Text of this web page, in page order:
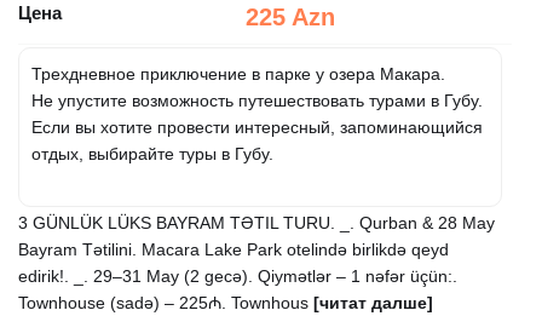
Цена 225 Azn
Трехдневное приключение в парке у озера Макара.
Не упустите возможность путешествовать турами в Губу.
Если вы хотите провести интересный, запоминающийся
отдых, выбирайте туры в Губу.
3 GÜNLÜK LÜKS BAYRAM TƏTIL TURU. _. Qurban & 28 May
Bayram Tətilini. Macara Lake Park otelində birlikdə qeyd
edirik!. _. 29–31 May (2 gecə). Qiymətlər – 1 nəfər üçün:.
Townhouse (sadə) – 225₼. Townhous [читат далше]